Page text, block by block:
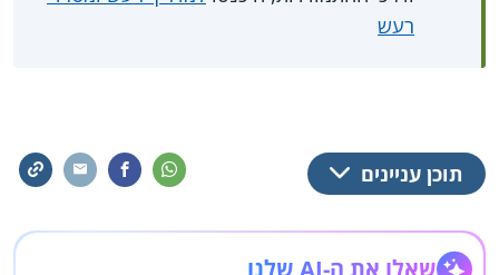
רעש
תוכן עניינים
שאלו את ה-AI שלנו